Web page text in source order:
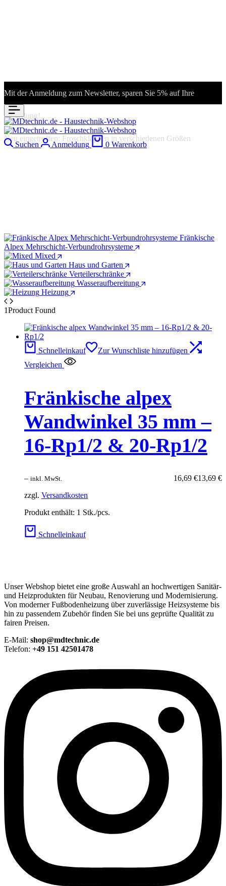
Mit der Anmeldung zum Newsletter, sparen Sie 5% auf Ihre
Bestellung!
Neu eingetroffen: Froschklappen in verschiedenen Größen
Suchen Anmeldung 0 Warenkorb
Fränkische
Alpex Mehrschicht-Verbundrohrsysteme
Mixed
Haus und Garten
Verteilerschränke
Wasseraufbereitung
Heizung
1Product Found
Schnelleinkauf
Zur Wunschliste hinzufügen
Vergleichen
Fränkische alpex
Wandwinkel 35 mm –
16-Rp1/2 & 20-Rp1/2
13,69 €
– 16,69 €
inkl. MwSt.
zzgl. Versandkosten
Produkt enthält: 1 Stk./pcs.
Schnelleinkauf
Unser Webshop bietet eine große Auswahl an hochwertigen Sanitär-
und Heizprodukten für Neubau, Renovierung und Modernisierung.
Von moderner Fußbodenheizung über zuverlässige Heizsysteme bis
hin zu passendem Zubehör finden Sie bei uns geprüfte Qualität zu
fairen Preisen.
E-Mail: shop@mdtechnic.de
Telefon: +49 151 42501478